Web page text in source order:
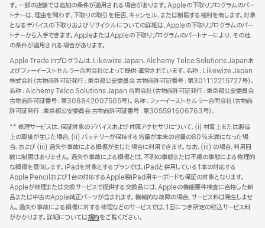
す。一部の店舗では追加の条件が適用される場合があります。Appleの下取りプログラムのパー
トナーは、理由を問わず、下取りの取引を拒否、キャンセル、または制限する権利を有します。対象
となるデバイスの下取りおよびリサイクルについての詳細は、Appleの下取りプログラムのパー
トナーから入手できます。AppleまたはAppleの下取りプログラムのパートナーにより、その他
の条件が適用される場合があります。
Apple Trade Inプログラムは、Likewize Japan、Alchemy Telco Solutions Japanお
よびファーイーストセルラー合同会社によって提供‧運営されています。名称：Likewize Japan
株式会社（古物商許可証発行：東京都公安委員会 古物商許可証番号：第301112215727号）。
名称：Alchemy Telco Solutions Japan 合同会社（古物商許可証発行：東京都公安委員会
古物商許可証番号：第308842007505号）。名称：ファーイーストセルラー合同会社（古物商
許可証発行：東京都公安委員会 古物商許可証番号：第305591606763号）。
** 修理サービスは、保証対象のデバイスおよび付属アクセサリについて、(i) 材質上または製造
上の瑕疵が生じた場合、(ii) バッテリーが保持する容量が本来の容量の80%未満になった場
合、および (iii) 過失や事故による損傷が生じた場合に利用できます。なお、(iii) の場合、利用回
数に制限はありません。過失や事故による損傷とは、不測の事態または不慮の事態による物理的
な損傷を意味します。iPadを対象とするプランでは、iPadと併用している1本の対応する
Apple Pencilおよび1台の対応するApple製iPad用キーボードも保証の対象となります。
Appleが修理または交換サービスで提供する交換品には、Appleの機能要件検査に合格した新
品または中古のApple純正パーツが含まれます。機械的な故障の場合、サービス料は発生しませ
ん。過失や事故による損傷に対する修理などのサービスでは、1回につき所定の税込サービス料
がかかります。詳細については規約${translate.store.a11y.opens_new_window}
をご覧ください。